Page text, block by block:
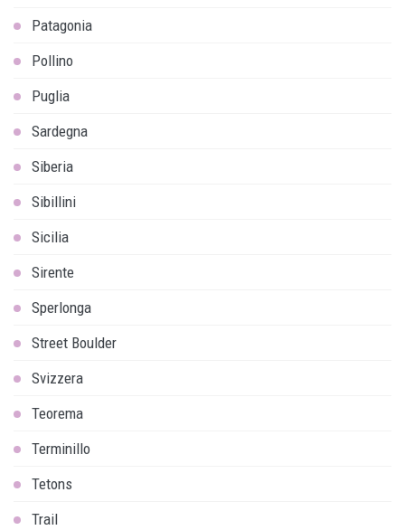
Patagonia
Pollino
Puglia
Sardegna
Siberia
Sibillini
Sicilia
Sirente
Sperlonga
Street Boulder
Svizzera
Teorema
Terminillo
Tetons
Trail